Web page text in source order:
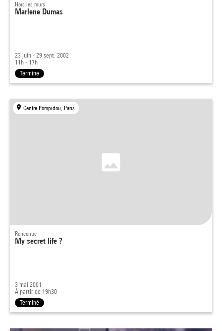
Hors les murs
Marlene Dumas
23 juin - 29 sept. 2002
11h - 17h
Terminé
Centre Pompidou, Paris
Rencontre
My secret life ?
3 mai 2001
À partir de 19h30
Terminé